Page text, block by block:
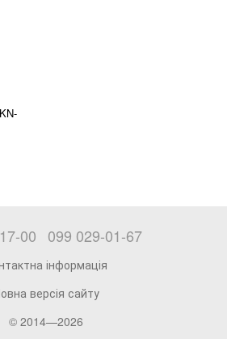
00 099 029-01-67
інформація
версія сайту
© 2014—2026